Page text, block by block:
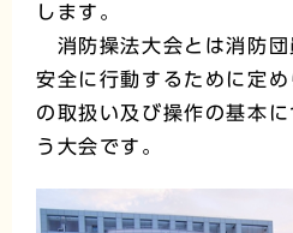
します。
消防操法大会とは消防団
安全に行動するために定
の取扱い及び操作の基本
う大会です。